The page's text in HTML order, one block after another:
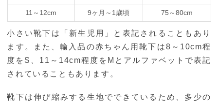
11～12cm 9ヶ月～1歳頃 75～80cm
小さい靴下は「新生児用」と表記されることもあり
ます。また、輸入品の赤ちゃん用靴下は8～10cm程
度をS、11～14cm程度をMとアルファベットで表記
されていることもあります。
靴下は伸び縮みする生地でできているため、多少の